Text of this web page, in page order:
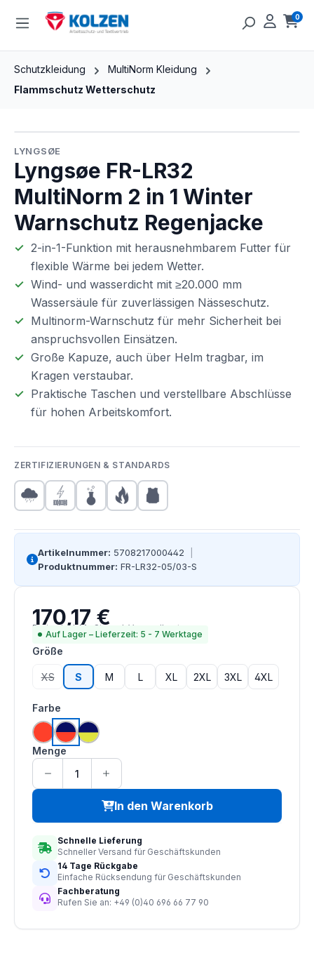
Zum Hauptinhalt springen 0
Schutzkleidung
MultiNorm Kleidung
Flammschutz Wetterschutz
LYNGSØE
Lyngsøe FR-LR32
MultiNorm 2 in 1 Winter
Warnschutz Regenjacke
2-in-1-Funktion mit herausnehmbarem Futter für
flexible Wärme bei jedem Wetter.
Wind- und wasserdicht mit ≥20.000 mm
Wassersäule für zuverlässigen Nässeschutz.
Multinorm-Warnschutz für mehr Sicherheit bei
anspruchsvollen Einsätzen.
Große Kapuze, auch über Helm tragbar, im
Kragen verstaubar.
Praktische Taschen und verstellbare Abschlüsse
für hohen Arbeitskomfort.
ZERTIFIZIERUNGEN & STANDARDS
Artikelnummer: 5708217000442
Produktnummer: FR-LR32-05/03-S
Regulärer Preis:
170,17 €
Preise inkl. MwSt. zzgl. Versandkosten
Auf Lager – Lieferzeit: 5 - 7 Werktage
Größe
XS(Diese Option ist zurzeit nicht verfügbar.)
S M L XL 2XL 3XL 4XL
Farbe
hi vis orange
hi vis orange | navy
hi vis saturn gelb | navy
Menge
In den Warenkorb
Schnelle Lieferung
Schneller Versand für Geschäftskunden
14 Tage Rückgabe
Einfache Rücksendung für Geschäftskunden
Fachberatung
Rufen Sie an: +49 (0)40 696 66 77 90